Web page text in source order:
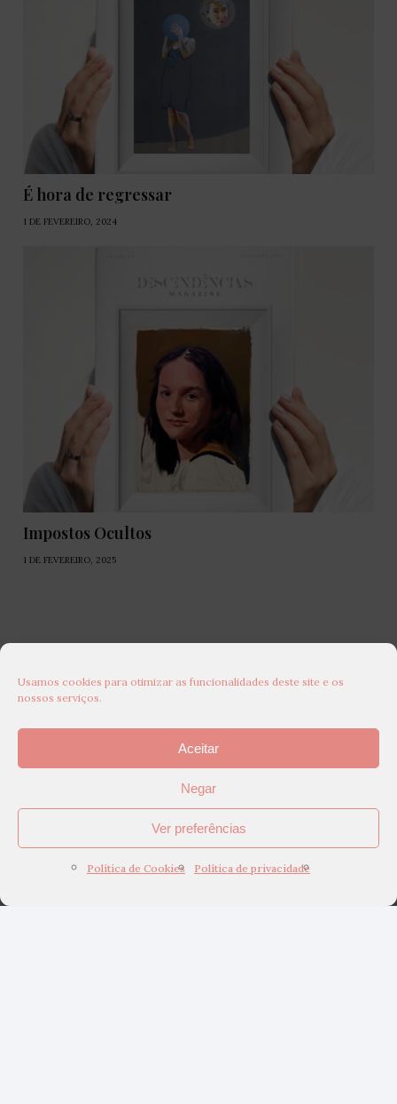
Usamos cookies para otimizar as funcionalidades deste site e os
nossos serviços.
Aceitar
Negar
Ver preferências
Política de Cookies Política de privacidade
É hora de regressar
1 DE FEVEREIRO, 2024
Impostos Ocultos
1 DE FEVEREIRO, 2025